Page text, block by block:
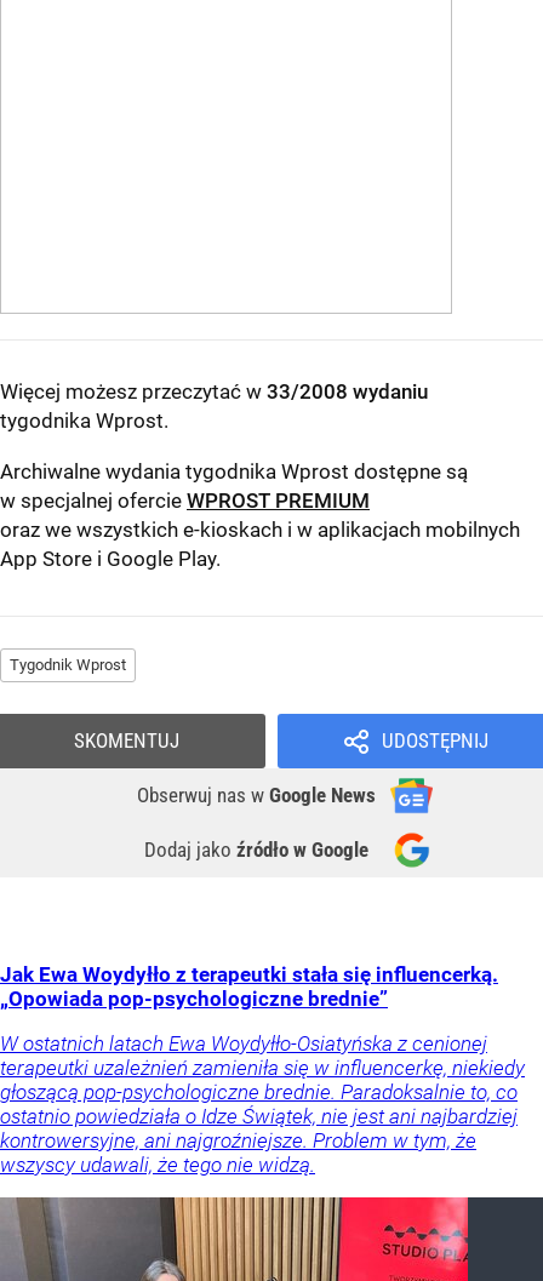
Więcej możesz przeczytać w 33/2008 wydaniu
tygodnika Wprost.
Archiwalne wydania tygodnika Wprost dostępne są
w specjalnej ofercie WPROST PREMIUM
oraz we wszystkich e-kioskach i w aplikacjach mobilnych
App Store i Google Play.
Tygodnik Wprost
UDOSTĘPNIJ
Obserwuj nas w Google News
Dodaj jako źródło w Google
SKOMENTUJ
Jak Ewa Woydyłło z terapeutki stała się influencerką.
„Opowiada pop-psychologiczne brednie”
W ostatnich latach Ewa Woydyłło-Osiatyńska z cenionej
terapeutki uzależnień zamieniła się w influencerkę, niekiedy
głoszącą pop-psychologiczne brednie. Paradoksalnie to, co
ostatnio powiedziała o Idze Świątek, nie jest ani najbardziej
kontrowersyjne, ani najgroźniejsze. Problem w tym, że
wszyscy udawali, że tego nie widzą.